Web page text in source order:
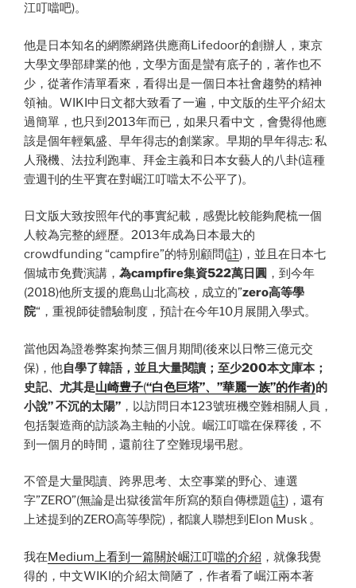
江叮噹吧)。
他是日本知名的網際網路供應商Lifedoor的創辦人，東京
大學文學部肆業的他，文學方面是蠻有底子的，著作也不
少，從著作清單看來，看得出是一個日本社會趨勢的精神
領袖。WIKI中日文都大致看了一遍，中文版的生平介紹太
過簡單，也只到2013年而已，如果只看中文，會覺得他應
該是個年輕氣盛、早年得志的創業家。早期的早年得志: 私
人飛機、法拉利跑車、拜金主義和日本女藝人的八卦(這種
壹週刊的生平實在對崛江叮噹太不公平了)。
日文版大致按照年代的事實紀載，感覺比較能夠爬梳一個
人較為完整的經歷。2013年成為日本最大的
crowdfunding “campfire”的特別顧問(註)，並且在日本七
個城市免費演講， 為campfire集資522萬日圓 ，到今年
(2018)他所支援的鹿島山北高校，成立的”zero高等學
院“，重視師徒體驗制度，預計在今年10月展開入學式。
當他因為證卷弊案拘禁三個月期間(後來以日幣三億元交
保)，他自學了韓語，並且大量閱讀；至少200本文庫本；
史記、尤其是山崎豊子(“白色巨塔”、”華麗一族”的作者)的
小說” 不沉的太陽” ，以訪問日本123號班機空難相關人員，
包括製造商的訪談為主軸的小說。崛江叮噹在保釋後，不
到一個月的時間，還前往了空難現場弔慰。
不管是大量閱讀、跨界思考、太空事業的野心、連選
字”ZERO”(無論是出獄後當年所寫的類自傳標題(註)，還有
上述提到的ZERO高等學院)，都讓人聯想到Elon Musk 。
我在Medium上看到一篇關於崛江叮噹的介紹 ，就像我覺
得的，中文WIKI的介紹太簡陋了，作者看了崛江兩本著